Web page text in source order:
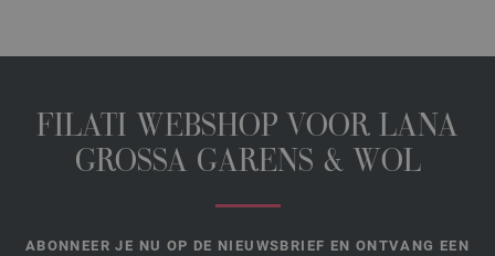
FILATI WEBSHOP VOOR LANA
GROSSA GARENS & WOL
ABONNEER JE NU OP DE NIEUWSBRIEF EN ONTVANG EEN